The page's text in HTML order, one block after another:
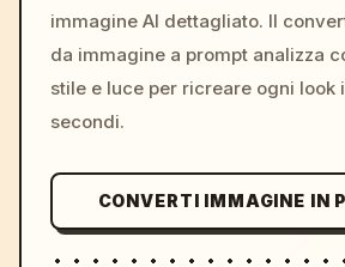
immagine AI dettagliato. Il
da immagine a prompt analizza
stile e luce per ricreare ogni look
secondi.
CONVERTI IMMAGINE IN